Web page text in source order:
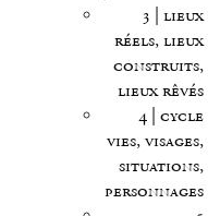
3 | lieux
réels, lieux
construits,
lieux rêvés
4 | cycle
vies, visages,
situations,
personnages